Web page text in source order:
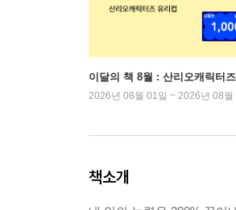
이달의 책 8월 : 산리오캐릭터
2026년 08월 01일 ~ 2026년 08월
책소개